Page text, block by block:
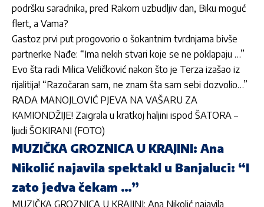
podršku saradnika, pred Rakom uzbudljiv dan, Biku moguć
flert, a Vama?
Gastoz prvi put progovorio o šokantnim tvrdnjama bivše
partnerke Nađe: “Ima nekih stvari koje se ne poklapaju …”
Evo šta radi Milica Veličković nakon što je Terza izašao iz
rijalitija! “Razočaran sam, ne znam šta sam sebi dozvolio…”
RADA MANOJLOVIĆ PJEVA NA VAŠARU ZA
KAMIONDŽIJE! Zaigrala u kratkoj haljini ispod ŠATORA –
ljudi ŠOKIRANI (FOTO)
MUZIČKA GROZNICA U KRAJINI: Ana
Nikolić najavila spektakl u Banjaluci: “I
zato jedva čekam …”
MUZIČKA GROZNICA U KRAJINI: Ana Nikolić najavila